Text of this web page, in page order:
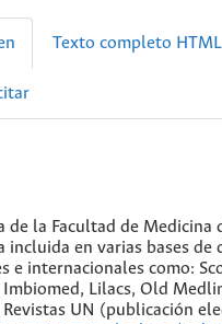
Texto completo HTML
de la Facultad de
incluida en varias bases
e internacionales como:
Imbiomed, Lilacs, Old
Revistas UN (publicación